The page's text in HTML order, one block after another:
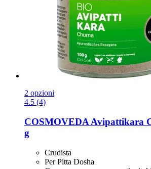
2 opzioni
4.5 (4)
COSMOVEDA Avipattikara
g
Crudista
Per Pitta Dosha